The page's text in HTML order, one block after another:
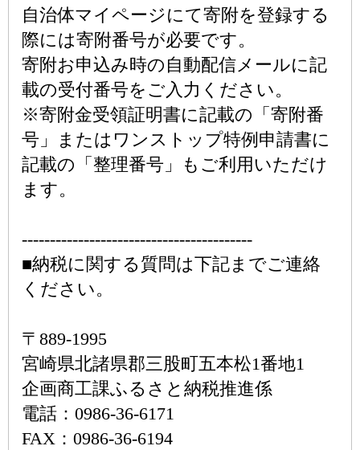
自治体マイページにて寄附を登録する
際には寄附番号が必要です。
寄附お申込み時の自動配信メールに記
載の受付番号をご入力ください。
※寄附金受領証明書に記載の「寄附番
号」またはワンストップ特例申請書に
記載の「整理番号」もご利用いただけ
ます。
-----------------------------------------
■納税に関する質問は下記までご連絡
ください。
〒889-1995
宮崎県北諸県郡三股町五本松1番地1
企画商工課ふるさと納税推進係
電話：0986-36-6171
FAX：0986-36-6194